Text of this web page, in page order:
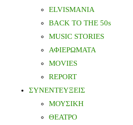
ELVISMANIA
BACK TO THE 50s
MUSIC STORIES
ΑΦΙΕΡΩΜΑΤΑ
MOVIES
REPORT
ΣΥΝΕΝΤΕΥΞΕΙΣ
ΜΟΥΣΙΚΗ
ΘΕΑΤΡΟ